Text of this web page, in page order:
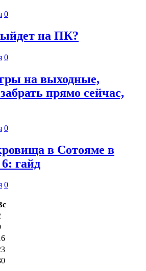
0
на ПК?
0
на выходные,
прямо сейчас,
0
в Сотояме в
гайд
0